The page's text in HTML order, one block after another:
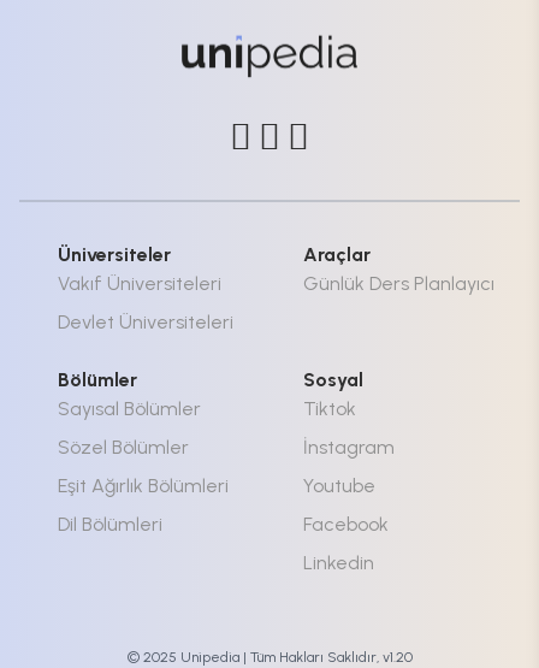
Üniversiteler
Vakıf Üniversiteleri
Devlet Üniversiteleri
Araçlar
Günlük Ders Planlayıcı
Bölümler
Sayısal Bölümler
Sözel Bölümler
Eşit Ağırlık Bölümleri
Dil Bölümleri
Sosyal
Tiktok
İnstagram
Youtube
Facebook
Linkedin
© 2025 Unipedia | Tüm Hakları Saklıdır, v1.20